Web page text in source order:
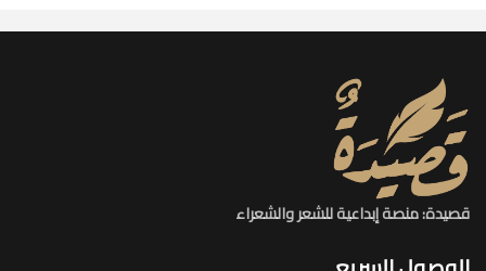
قصيدة: منصة إبداعية للشعر والشعراء